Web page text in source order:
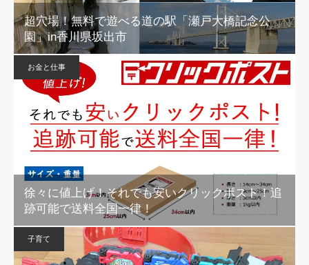
超穴場！無料で遊べる道の駅「瀬戸大橋記念公
園」in香川県坂出市
お金と仕事
徐々に値上げ！それでも安いクリックポスト！追
跡可能で送料全国一律！
子育て